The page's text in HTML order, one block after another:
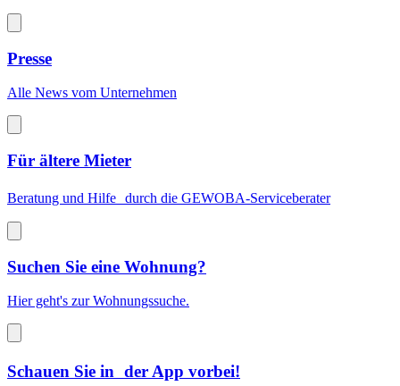
Presse
Alle News vom Unternehmen
Für ältere Mieter
Beratung und Hilfe durch die GEWOBA-Serviceberater
Suchen Sie eine Wohnung?
Hier geht's zur Wohnungssuche.
Schauen Sie in der App vorbei!